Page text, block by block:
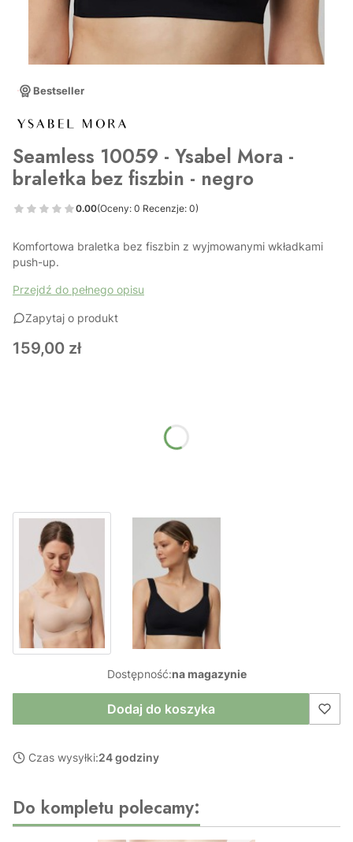
Bestseller
Seamless 10059 - Ysabel Mora -
braletka bez fiszbin - negro
0.00(Oceny: 0 Recenzje: 0)
Komfortowa braletka bez fiszbin z wyjmowanymi wkładkami
push-up.
Przejdź do pełnego opisu
Zapytaj o produkt
Cena
159,00 zł
Dostępność:na magazynie
Dodaj do koszyka
Czas wysyłki:24 godziny
Do kompletu polecamy: